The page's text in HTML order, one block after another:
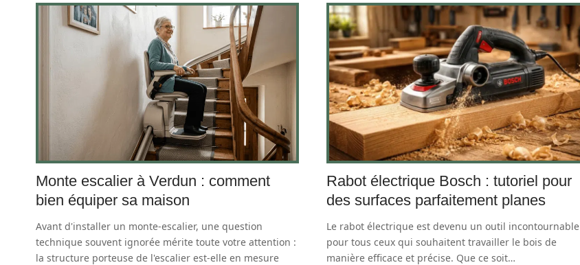
Monte escalier à Verdun : comment
bien équiper sa maison
Avant d'installer un monte-escalier, une question
technique souvent ignorée mérite toute votre attention :
la structure porteuse de l'escalier est-elle en mesure
Rabot électrique Bosch : tutoriel pour
des surfaces parfaitement planes
Le rabot électrique est devenu un outil incontournable
pour tous ceux qui souhaitent travailler le bois de
manière efficace et précise. Que ce soit…